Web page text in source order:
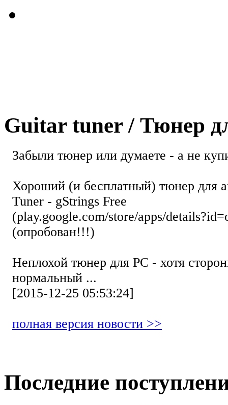
Guitar tuner / Тюнер
Забыли тюнер или думаете - а не
Хороший (и бесплатный) тюнер для
Tuner - gStrings Free
(play.google.com/store/apps/
(опробован!!!)
Неплохой тюнер для РС - хотя
нормальный ...
[2015-12-25 05:53:24]
полная версия новости >>
Последние